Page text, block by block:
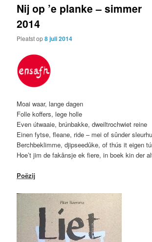
Nij op ’e planke – simmer
2014
Pleatst op8 juli 2014
Moai waar, lange dagen
Folle koffers, lege holle
Even útwaaie, brúnbakke, dweiltrochwiet reine
Einen fytse, fleane, ride – mei of sûnder
Berchbeklimme, djipseedûke, of thús it eigen
Hoe’t jim de fakânsje ek fiere, in boek kin der
Poëzij